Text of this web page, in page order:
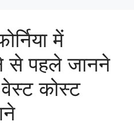
में
से पहले जानने
वेस्ट कोस्ट